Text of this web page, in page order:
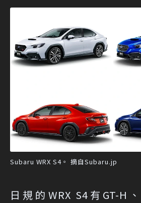
Subaru WRX S4。 摘自Subaru.jp
日規的WRX S4有GT-H